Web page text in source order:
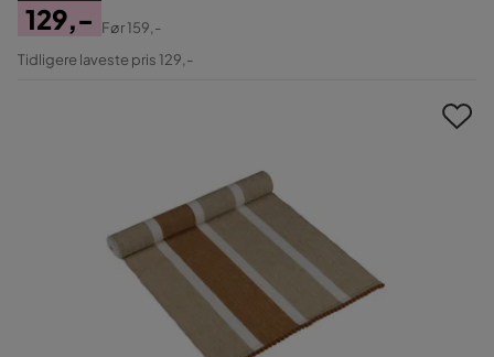
Pris
129,-
Original
Før159,-
Tidligere laveste pris 129,-